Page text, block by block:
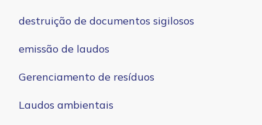
destruição de documentos sigilosos
emissão de laudos
Gerenciamento de resíduos
Laudos ambientais